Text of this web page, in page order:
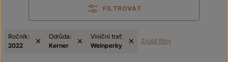
FILTROVAT
Ročník:
2022
Odrůda:
Kerner
Viniční trať:
Weinperky
Zrušit filtry